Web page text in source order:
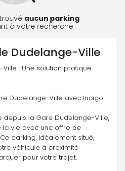
aucun parking
à votre recherche.
Dudelange-Ville
: Une solution pratique
Dudelange-Ville avec Indigo
depuis la Gare Dudelange-Ville,
la vie avec une offre de
parking, idéalement situé,
véhicule à proximité
pour votre trajet.